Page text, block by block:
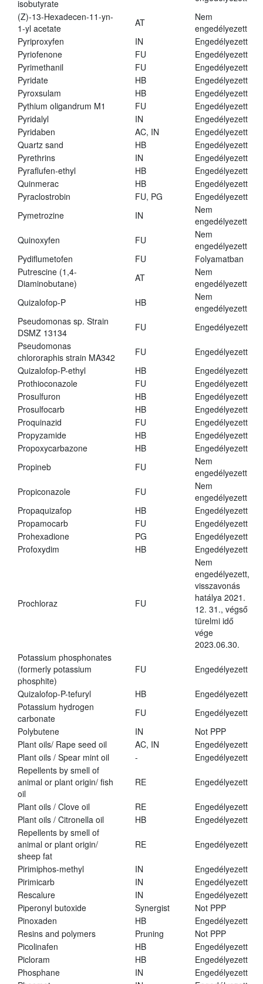
isobutyrate
(Z)-13-Hexadecen-11-yn-
1-yl acetate
AT
Nem
engedélyezett
Pyriproxyfen
IN
Engedélyezett
Pyriofenone
FU
Engedélyezett
Pyrimethanil
FU
Engedélyezett
Pyridate
HB
Engedélyezett
Pyroxsulam
HB
Engedélyezett
Pythium oligandrum M1
FU
Engedélyezett
Pyridalyl
IN
Engedélyezett
Pyridaben
AC, IN
Engedélyezett
Quartz sand
HB
Engedélyezett
Pyrethrins
IN
Engedélyezett
Pyraflufen-ethyl
HB
Engedélyezett
Quinmerac
HB
Engedélyezett
Pyraclostrobin
FU, PG
Engedélyezett
Pymetrozine
IN
Nem
engedélyezett
Quinoxyfen
FU
Nem
engedélyezett
Pydiflumetofen
FU
Folyamatban
Putrescine (1,4-
Diaminobutane)
AT
Nem
engedélyezett
Quizalofop-P
HB
Nem
engedélyezett
Pseudomonas sp. Strain
DSMZ 13134
FU
Engedélyezett
Pseudomonas
chlororaphis strain MA342
FU
Engedélyezett
Quizalofop-P-ethyl
HB
Engedélyezett
Prothioconazole
FU
Engedélyezett
Prosulfuron
HB
Engedélyezett
Prosulfocarb
HB
Engedélyezett
Proquinazid
FU
Engedélyezett
Propyzamide
HB
Engedélyezett
Propoxycarbazone
HB
Engedélyezett
Propineb
FU
Nem
engedélyezett
Propiconazole
FU
Nem
engedélyezett
Propaquizafop
HB
Engedélyezett
Propamocarb
FU
Engedélyezett
Prohexadione
PG
Engedélyezett
Profoxydim
HB Engedélyezett
Prochloraz FU
Nem
engedélyezett,
visszavonás
hatálya 2021.
12. 31., végső
türelmi idő
vége
2023.06.30.
Potassium phosphonates
(formerly potassium
phosphite)
FU Engedélyezett
Quizalofop-P-tefuryl HB
Engedélyezett
Potassium hydrogen
carbonate
FU
Engedélyezett
Polybutene
IN
Not PPP
Plant oils/ Rape seed oil
AC, IN
Engedélyezett
Plant oils / Spear mint oil
-
Engedélyezett
Repellents by smell of
animal or plant origin/ fish
oil
RE Engedélyezett
Plant oils / Clove oil RE
Engedélyezett
Plant oils / Citronella oil
HB
Engedélyezett
Repellents by smell of
animal or plant origin/
sheep fat
RE Engedélyezett
Pirimiphos-methyl IN
Engedélyezett
Pirimicarb
IN
Engedélyezett
Rescalure
IN
Engedélyezett
Piperonyl butoxide
Synergist
Not PPP
Pinoxaden
HB
Engedélyezett
Resins and polymers
Pruning
Not PPP
Picolinafen
HB
Engedélyezett
Picloram
HB
Engedélyezett
Phosphane
IN
Engedélyezett